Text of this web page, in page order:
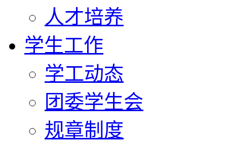
人才培养
学生工作
学工动态
团委学生会
规章制度